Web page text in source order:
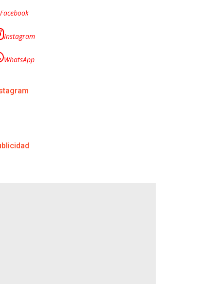
Facebook
Instagram
WhatsApp